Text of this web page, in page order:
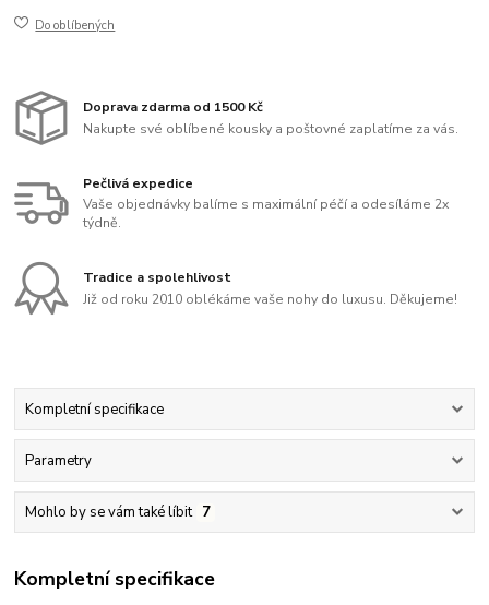
Do oblíbených
Doprava zdarma od 1500 Kč
Nakupte své oblíbené kousky a poštovné zaplatíme za vás.
Pečlivá expedice
Vaše objednávky balíme s maximální péčí a odesíláme 2x
týdně.
Tradice a spolehlivost
Již od roku 2010 oblékáme vaše nohy do luxusu. Děkujeme!
Kompletní specifikace
Parametry
Mohlo by se vám také líbit 7
Kompletní specifikace